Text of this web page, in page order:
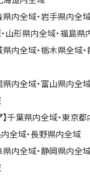
内全域・岩手県内全
山形県内全域・福島県
内全域・栃木県全域
内全域・富山県内全
千葉県内全域・東京都
全域・長野県内全域
県内全域・静岡県内全